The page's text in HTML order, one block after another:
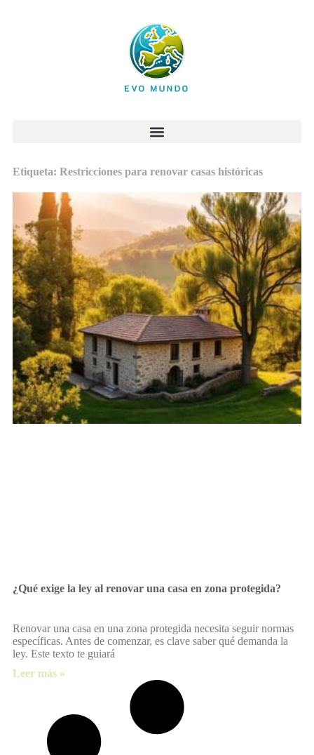
Etiqueta: Restricciones para renovar casas históricas
¿Qué exige la ley al renovar una casa en zona protegida?
Renovar una casa en una zona protegida necesita seguir normas
específicas. Antes de comenzar, es clave saber qué demanda la
ley. Este texto te guiará
Leer más »